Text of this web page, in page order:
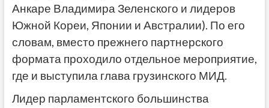
Анкаре Владимира Зеленского и лидеров
Южной Кореи, Японии и Австралии). По его
словам, вместо прежнего партнерского
формата проходило отдельное мероприятие,
где и выступила глава грузинского МИД.
Лидер парламентского большинства